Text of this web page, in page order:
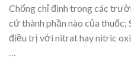
Chống chỉ định trong các
cứ thành phần nào của thuốc;
điều trị với nitrat hay nitric